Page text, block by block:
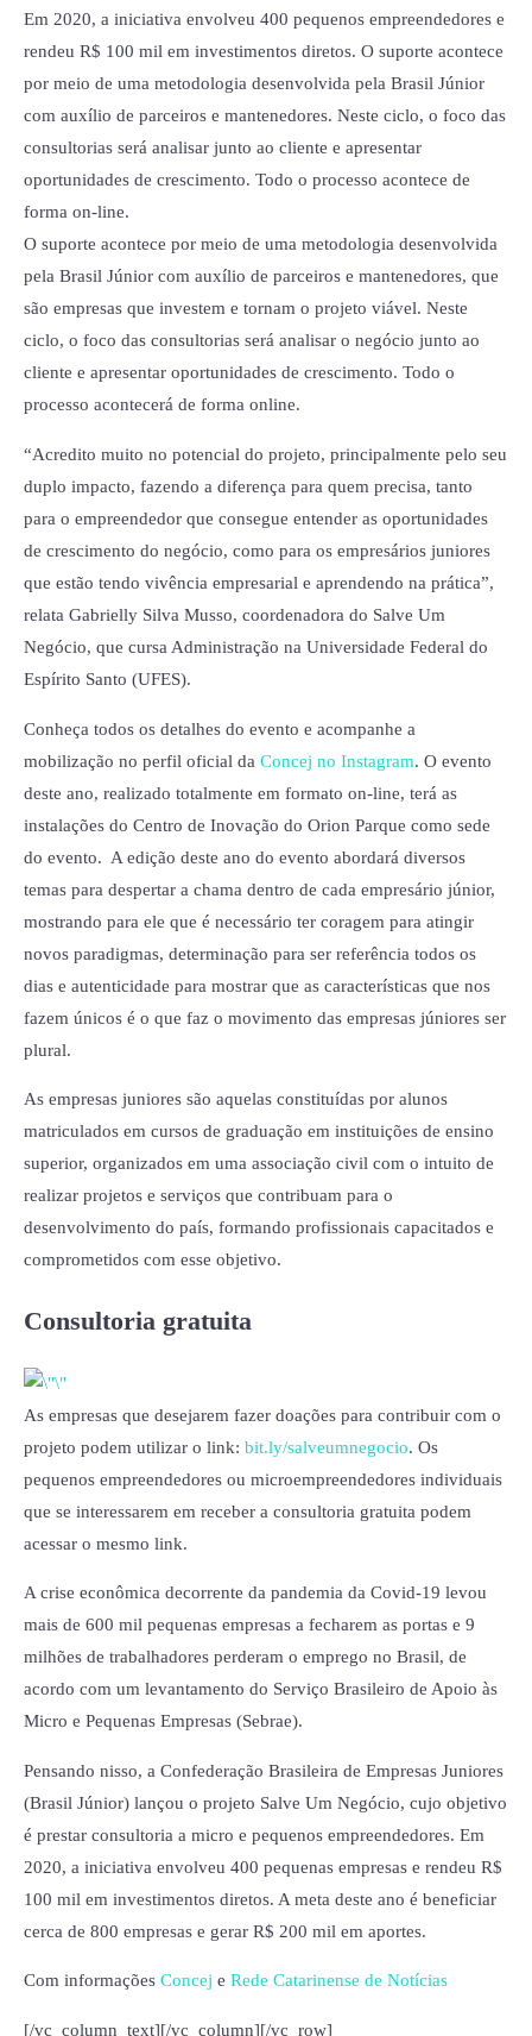
Em 2020, a iniciativa envolveu 400 pequenos empreendedores e
rendeu R$ 100 mil em investimentos diretos. O suporte acontece
por meio de uma metodologia desenvolvida pela Brasil Júnior
com auxílio de parceiros e mantenedores. Neste ciclo, o foco das
consultorias será analisar junto ao cliente e apresentar
oportunidades de crescimento. Todo o processo acontece de
forma on-line.
O suporte acontece por meio de uma metodologia desenvolvida
pela Brasil Júnior com auxílio de parceiros e mantenedores, que
são empresas que investem e tornam o projeto viável. Neste
ciclo, o foco das consultorias será analisar o negócio junto ao
cliente e apresentar oportunidades de crescimento. Todo o
processo acontecerá de forma online.
“Acredito muito no potencial do projeto, principalmente pelo seu
duplo impacto, fazendo a diferença para quem precisa, tanto
para o empreendedor que consegue entender as oportunidades
de crescimento do negócio, como para os empresários juniores
que estão tendo vivência empresarial e aprendendo na prática”,
relata Gabrielly Silva Musso, coordenadora do Salve Um
Negócio, que cursa Administração na Universidade Federal do
Espírito Santo (UFES).
Conheça todos os detalhes do evento e acompanhe a
mobilização no perfil oficial da Concej no Instagram. O evento
deste ano, realizado totalmente em formato on-line, terá as
instalações do Centro de Inovação do Orion Parque como sede
do evento. A edição deste ano do evento abordará diversos
temas para despertar a chama dentro de cada empresário júnior,
mostrando para ele que é necessário ter coragem para atingir
novos paradigmas, determinação para ser referência todos os
dias e autenticidade para mostrar que as características que nos
fazem únicos é o que faz o movimento das empresas júniores ser
plural.
As empresas juniores são aquelas constituídas por alunos
matriculados em cursos de graduação em instituições de ensino
superior, organizados em uma associação civil com o intuito de
realizar projetos e serviços que contribuam para o
desenvolvimento do país, formando profissionais capacitados e
comprometidos com esse objetivo.
Consultoria gratuita
As empresas que desejarem fazer doações para contribuir com o
projeto podem utilizar o link: bit.ly/salveumnegocio. Os
pequenos empreendedores ou microempreendedores individuais
que se interessarem em receber a consultoria gratuita podem
acessar o mesmo link.
A crise econômica decorrente da pandemia da Covid-19 levou
mais de 600 mil pequenas empresas a fecharem as portas e 9
milhões de trabalhadores perderam o emprego no Brasil, de
acordo com um levantamento do Serviço Brasileiro de Apoio às
Micro e Pequenas Empresas (Sebrae).
Pensando nisso, a Confederação Brasileira de Empresas Juniores
(Brasil Júnior) lançou o projeto Salve Um Negócio, cujo objetivo
é prestar consultoria a micro e pequenos empreendedores. Em
2020, a iniciativa envolveu 400 pequenas empresas e rendeu R$
100 mil em investimentos diretos. A meta deste ano é beneficiar
cerca de 800 empresas e gerar R$ 200 mil em aportes.
Com informações Concej e Rede Catarinense de Notícias
[/vc_column_text][/vc_column][/vc_row]